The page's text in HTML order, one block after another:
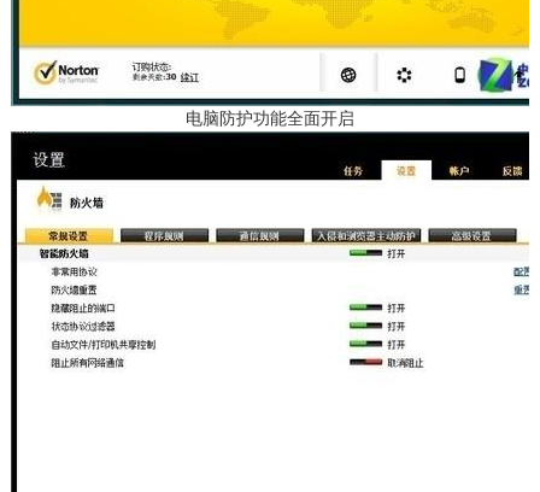
电脑防护功能全面开启